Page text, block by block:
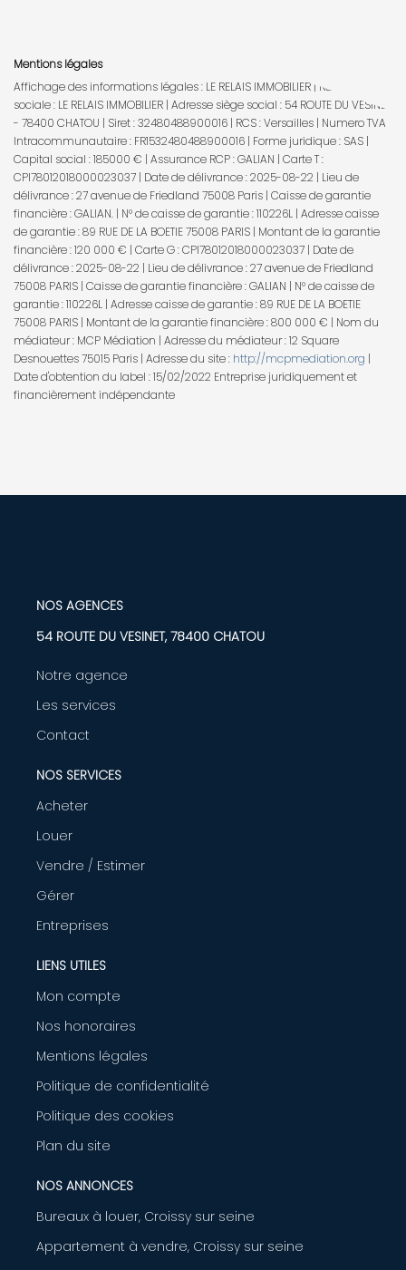
Mentions légales
Affichage des informations légales : LE RELAIS IMMOBILIER | Raison
sociale : LE RELAIS IMMOBILIER | Adresse siège social : 54 ROUTE DU VESINET
- 78400 CHATOU | Siret : 32480488900016 | RCS : Versailles | Numero TVA
Intracommunautaire : FR1532480488900016 | Forme juridique : SAS |
Capital social : 185000 € | Assurance RCP : GALIAN | Carte T :
CPI78012018000023037 | Date de délivrance : 2025-08-22 | Lieu de
délivrance : 27 avenue de Friedland 75008 Paris | Caisse de garantie
financière : GALIAN. | N° de caisse de garantie : 110226L | Adresse caisse
de garantie : 89 RUE DE LA BOETIE 75008 PARIS | Montant de la garantie
financière : 120 000 € | Carte G : CPI78012018000023037 | Date de
délivrance : 2025-08-22 | Lieu de délivrance : 27 avenue de Friedland
75008 PARIS | Caisse de garantie financière : GALIAN | N° de caisse de
garantie : 110226L | Adresse caisse de garantie : 89 RUE DE LA BOETIE
75008 PARIS | Montant de la garantie financière : 800 000 € | Nom du
médiateur : MCP Médiation | Adresse du médiateur : 12 Square
Desnouettes 75015 Paris | Adresse du site : http://mcpmediation.org |
Date d'obtention du label : 15/02/2022 Entreprise juridiquement et
financièrement indépendante
NOS AGENCES
54 ROUTE DU VESINET, 78400 CHATOU
Notre agence
Les services
Contact
NOS SERVICES
Acheter
Louer
Vendre / Estimer
Gérer
Entreprises
LIENS UTILES
Mon compte
Nos honoraires
Mentions légales
Politique de confidentialité
Politique des cookies
Plan du site
NOS ANNONCES
Bureaux à louer, Croissy sur seine
Appartement à vendre, Croissy sur seine